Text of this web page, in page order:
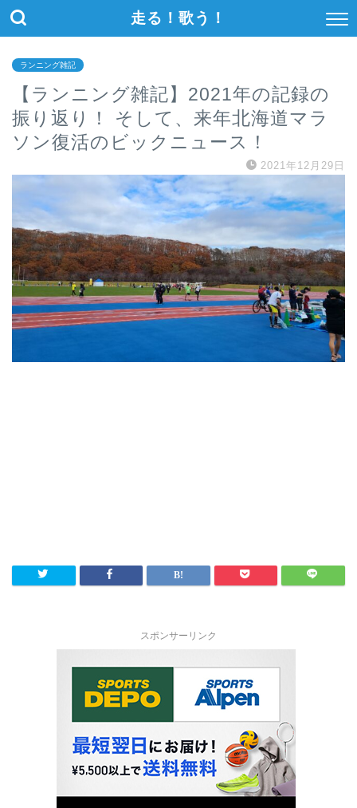
走る！歌う！
ランニング雑記
【ランニング雑記】2021年の記録の
振り返り！ そして、来年北海道マラ
ソン復活のビックニュース！
2021年12月29日
スポンサーリンク